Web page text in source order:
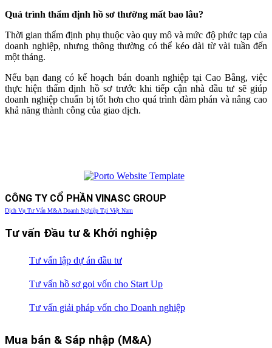
Quá trình thẩm định hồ sơ thường mất bao lâu?
Thời gian thẩm định phụ thuộc vào quy mô và mức độ phức tạp của
doanh nghiệp, nhưng thông thường có thể kéo dài từ vài tuần đến
một tháng.
Nếu bạn đang có kế hoạch bán doanh nghiệp tại Cao Bằng, việc
thực hiện thẩm định hồ sơ trước khi tiếp cận nhà đầu tư sẽ giúp
doanh nghiệp chuẩn bị tốt hơn cho quá trình đàm phán và nâng cao
khả năng thành công của giao dịch.
CÔNG TY CỔ PHẦN VINASC GROUP
Dịch Vụ Tư Vấn M&A Doanh Nghiệp Tại Việt Nam
Tư vấn Đầu tư & Khởi nghiệp
Tư vấn lập dự án đầu tư
Tư vấn hồ sơ gọi vốn cho Start Up
Tư vấn giải pháp vốn cho Doanh nghiệp
Mua bán & Sáp nhập (M&A)